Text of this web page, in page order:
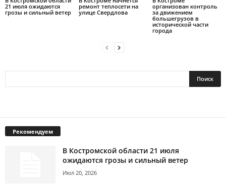
21 июля ожидаются
грозы и сильный ветер
ремонт теплосети на
улице Свердлова
организован контроль
за движением
большегрузов в
исторической части
города
Рекомендуем
В Костромской области 21 июля
ожидаются грозы и сильный ветер
Июл 20, 2026